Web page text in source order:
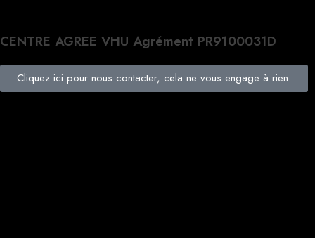
CENTRE AGREE VHU Agrément PR9100031D
Cliquez ici pour nous contacter, cela ne vous engage à rien.